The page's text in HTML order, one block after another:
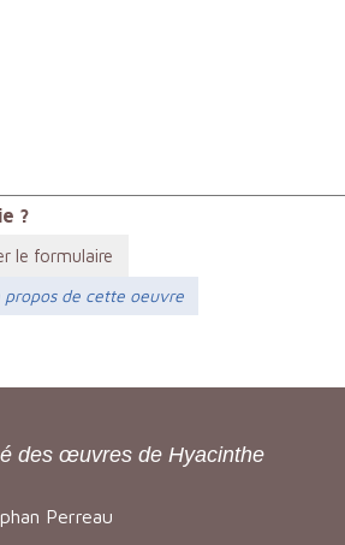
?
le formulaire
propos de cette oeuvre
des œuvres de Hyacinthe
Perreau